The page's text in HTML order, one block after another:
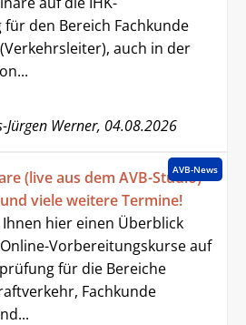
den Bereich Fachkunde
auch in der
Jürgen Werner, 04.08.2026
AVB-News
(live aus dem AVB-Studio) -
viele weitere Termine!
hier einen Überblick
Vorbereitungskurse auf
für die Bereiche
Fachkunde